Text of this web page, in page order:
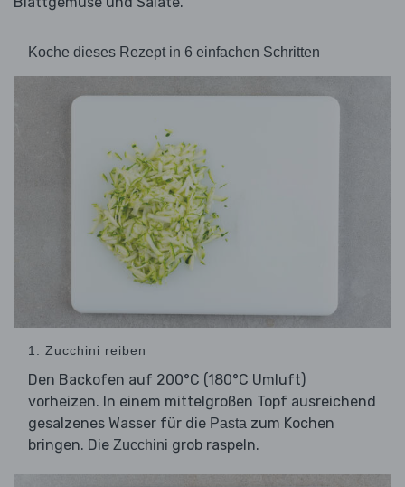
Koche dieses Rezept in 6 einfachen Schritten
1. Zucchini reiben
Den Backofen auf 200°C (180°C Umluft)
vorheizen. In einem mittelgroßen Topf ausreichend
gesalzenes Wasser für die Pasta zum Kochen
bringen. Die Zucchini grob raspeln.